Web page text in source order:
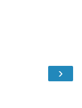
›